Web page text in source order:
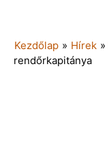
Kezdőlap » Hírek »
rendőrkapitánya